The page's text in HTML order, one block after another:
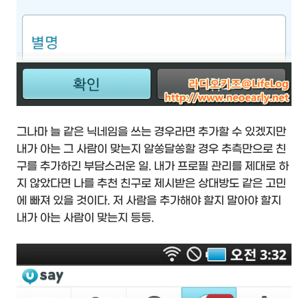
그나마 늘 같은 닉네임을 쓰는 경우라면 추가할 수 있겠지만
내가 아는 그 사람이 맞는지 알쏭달쏭할 경우 추측만으로 친
구를 추가하긴 부담스러운 일. 내가 프로필 관리를 제대로 하
지 않았다면 나를 추천 친구로 제시받은 상대방도 같은 고민
에 빠져 있을 것이다. 저 사람을 추가해야 할지 말아야 할지
내가 아는 사람이 맞는지 등등.